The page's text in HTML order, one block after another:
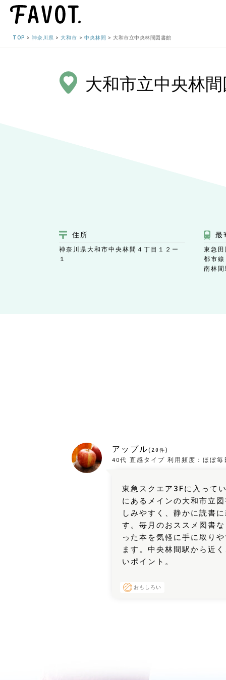
TOP 神奈川県 大和市 中央林間 大和市立中央林間図書館
大和市立中央林
住所
神奈川県大和市中央林間４丁目１２ー
１
最
東急
都市
南林間
アップル( 20 件)
40代 直感タイプ 利用頻度： ほぼ毎
東急スクエア3Fに入って
にあるメインの大和市立
しみやすく、静かに読書
す。毎月のおススメ図書
った本を気軽に手に取り
ます。中央林間駅から近
いポイント。
おもしろい